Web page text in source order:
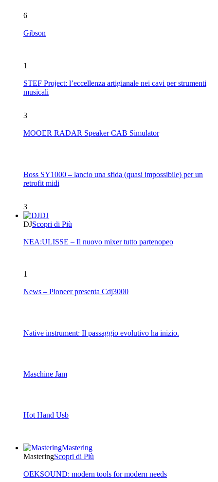
6
Gibson
1
STEF Project: l’eccellenza artigianale nei cavi per strumenti
musicali
3
MOOER RADAR Speaker CAB Simulator
Boss SY1000 – lancio una sfida (quasi impossibile) per un
retrofit midi
3
DJ
DJScopri di Più
NEA:ULISSE – Il nuovo mixer tutto partenopeo
1
News – Pioneer presenta Cdj3000
Native instrument: Il passaggio evolutivo ha inizio.
Maschine Jam
Hot Hand Usb
Mastering
MasteringScopri di Più
OEKSOUND: modern tools for modern needs